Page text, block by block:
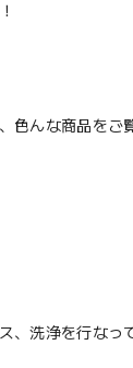
色んな商品をご
、洗浄を行なっ